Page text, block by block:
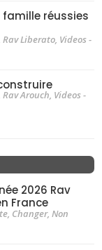
famille réussies
Rav Liberato, Videos -
Rav Arouch, Videos -
2026 Rav
France
, Changer, Non